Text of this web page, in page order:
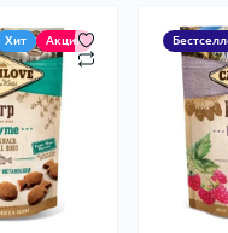
Хит Акция